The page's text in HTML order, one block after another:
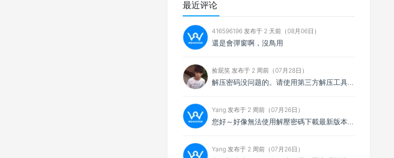
最近评论
416596196 发布于 2 天前（08月06日）
還是會彈窗啊，沒鳥用
捡屁笑 发布于 2 周前（07月28日）
解压密码没问题的。请使用第三方解压工具解压，比如7zip
Yang 发布于 2 周前（07月26日）
您好～好像無法使用解壓密碼下載最新版本，想請您看看
Yang 发布于 2 周前（07月26日）